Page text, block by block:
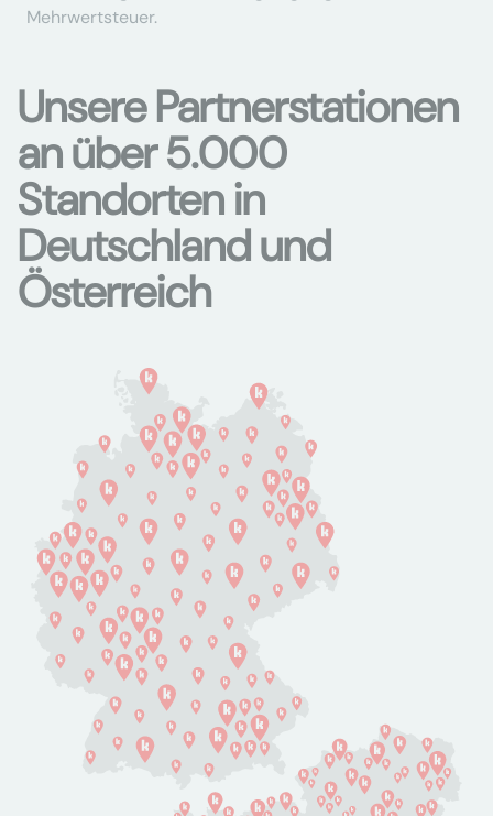
Mehrwertsteuer.
Unsere Partnerstationen
an über 5.000
Standorten in
Deutschland und
Österreich